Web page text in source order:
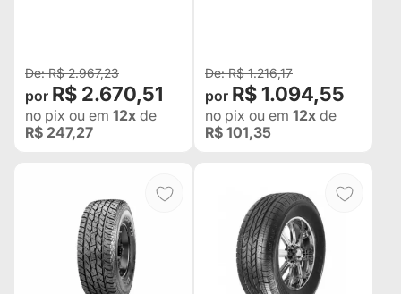
R$ 2.967,23
R$ 2.670,51
no pix ou em 12x de
R$ 247,27
R$ 1.216,17
R$ 1.094,55
no pix ou em 12x de
R$ 101,35